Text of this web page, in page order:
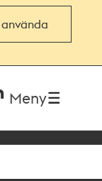
Meny